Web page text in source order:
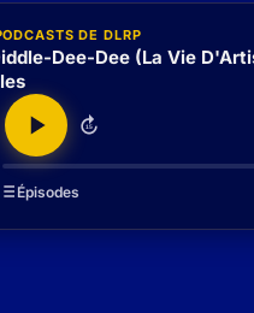
DE DLRP
Dee-Dee (La Vie
15
Épisodes